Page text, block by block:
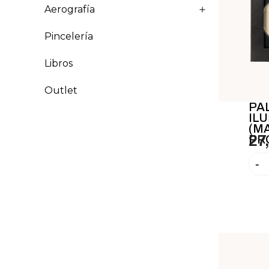
Aerografía
Pincelería
Libros
Outlet
-